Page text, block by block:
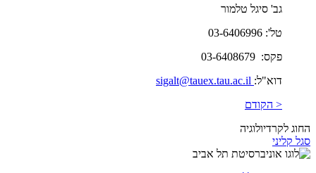
גב' סיגל טלמור
טל': 03-6406996
פקס: 03-6408679
דוא"ל:
< הקודם
החוג לקרדיולוגיה
סגל קליני